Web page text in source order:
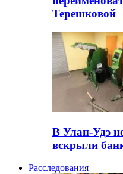
Терешковой
В Улан-Удэ
вскрыли
Расследования